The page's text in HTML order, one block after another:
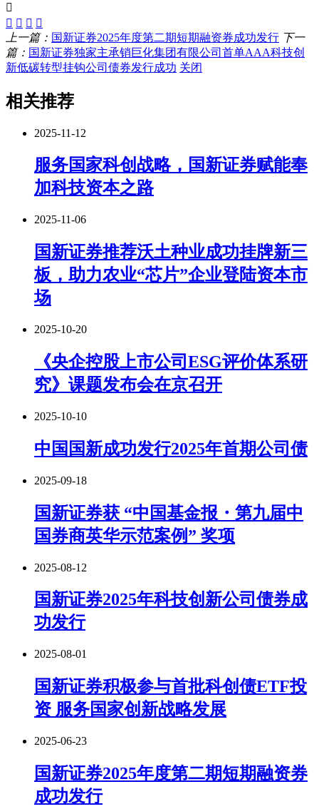
上一篇： 国新证券2025年度第二期短期融资券成功发行 下一
篇： 国新证券独家主承销巨化集团有限公司首单AAA科技创
新低碳转型挂钩公司债券发行成功 关闭
相关推荐
2025-11-12
服务国家科创战略，国新证券赋能奉
加科技资本之路
2025-11-06
国新证券推荐沃土种业成功挂牌新三
板，助力农业“芯片”企业登陆资本市
场
2025-10-20
《央企控股上市公司ESG评价体系研
究》课题发布会在京召开
2025-10-10
中国国新成功发行2025年首期公司债
2025-09-18
国新证券获 “中国基金报・第九届中
国券商英华示范案例” 奖项
2025-08-12
国新证券2025年科技创新公司债券成
功发行
2025-08-01
国新证券积极参与首批科创债ETF投
资 服务国家创新战略发展
2025-06-23
国新证券2025年度第二期短期融资券
成功发行